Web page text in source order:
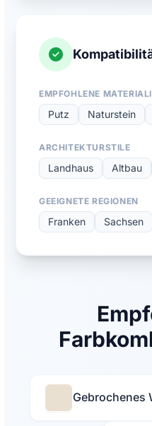
EMPFOHLENE
Putz Naturstein
ARCHITEKTURSTILE
Landhaus Altbau
GEEIGNETE REGIONEN
Franken Sachsen
Gebrochenes